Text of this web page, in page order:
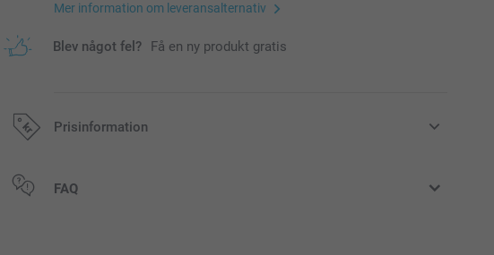
Mer information om leveransalternativ
Blev något fel? Få en ny produkt gratis
Prisinformation
Alla priser är i svenska kronor (SEK), inklusive moms och exklusive porto.
FAQ